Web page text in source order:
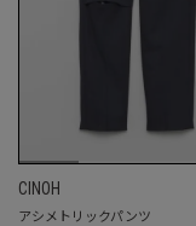
CINOH
アシメトリックパンツ